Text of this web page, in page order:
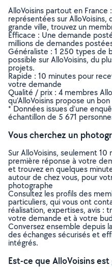
AlloVoisins partout en
représentées sur AlloVoisins,
grande ville, trouvez un
Efficace : Une demande
millions de demandes
Généraliste : 1 250 types de
possible sur AlloVoisins, du
projets.
Rapide : 10 minutes pour
votre demande
Qualité / prix : 4 membres
qu’AlloVoisins propose un
* Données issues d’une
échantillon de 5 671
Vous cherchez un
Sur AlloVoisins, seulement
première réponse à votre
et trouvez en quelques
autour de chez vous, pour
photographe
Consultez les profils des
particuliers, qui vous ont
réalisation, expertises, avis :
votre demande et à votre
Conversez ensemble depuis
des échanges sécurisés et
intégrés.
Est-ce que AlloVoisins